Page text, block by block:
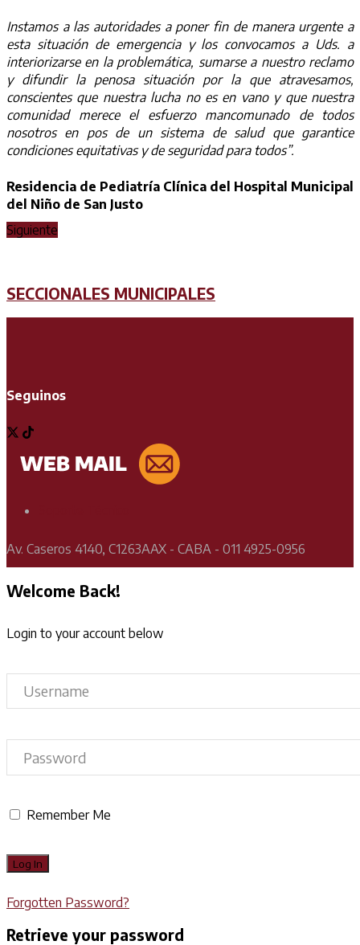
Instamos a las autoridades a poner fin de manera urgente a
esta situación de emergencia y los convocamos a Uds. a
interiorizarse en la problemática, sumarse a nuestro reclamo
y difundir la penosa situación por la que atravesamos,
conscientes que nuestra lucha no es en vano y que nuestra
comunidad merece el esfuerzo mancomunado de todos
nosotros en pos de un sistema de salud que garantice
condiciones equitativas y de seguridad para todos”.
Residencia de Pediatría Clínica del Hospital Municipal
del Niño de San Justo
Siguiente
SECCIONALES MUNICIPALES
Seguinos
Av. Caseros 4140, C1263AAX - CABA - 011 4925-0956
Welcome Back!
Login to your account below
Remember Me
Forgotten Password?
Retrieve your password